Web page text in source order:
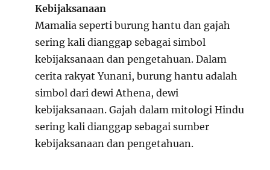
Kebijaksanaan
Mamalia seperti burung hantu dan gajah
sering kali dianggap sebagai simbol
kebijaksanaan dan pengetahuan. Dalam
cerita rakyat Yunani, burung hantu adalah
simbol dari dewi Athena, dewi
kebijaksanaan. Gajah dalam mitologi Hindu
sering kali dianggap sebagai sumber
kebijaksanaan dan pengetahuan.